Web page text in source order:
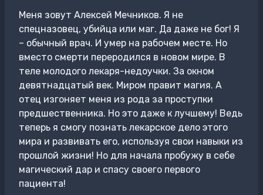
Меня зовут Алексей Мечников. Я не
спецназовец, убийца или маг. Да даже не бог! Я
– обычный врач. И умер на рабочем месте. Но
вместо смерти переродился в новом мире. В
теле молодого лекаря-недоучки. За окном
девятнадцатый век. Миром правит магия. А
отец изгоняет меня из рода за проступки
предшественника. Но это даже к лучшему! Ведь
теперь я смогу познать лекарское дело этого
мира и развивать его, используя свои навыки из
прошлой жизни! Но для начала пробужу в себе
магический дар и спасу своего первого
пациента!